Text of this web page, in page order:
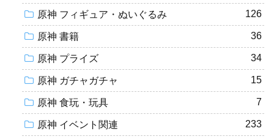
原神 フィギュア・ぬいぐるみ 126
原神 書籍 36
原神 プライズ 34
原神 ガチャガチャ 15
原神 食玩・玩具 7
原神 イベント関連 233